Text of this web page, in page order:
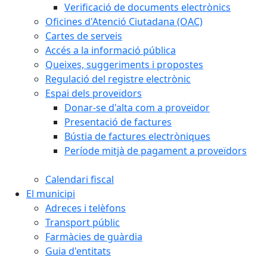
Verificació de documents electrònics
Oficines d'Atenció Ciutadana (OAC)
Cartes de serveis
Accés a la informació pública
Queixes, suggeriments i propostes
Regulació del registre electrònic
Espai dels proveïdors
Donar-se d'alta com a proveïdor
Presentació de factures
Bústia de factures electròniques
Període mitjà de pagament a proveïdors
Calendari fiscal
El municipi
Adreces i telèfons
Transport públic
Farmàcies de guàrdia
Guia d'entitats